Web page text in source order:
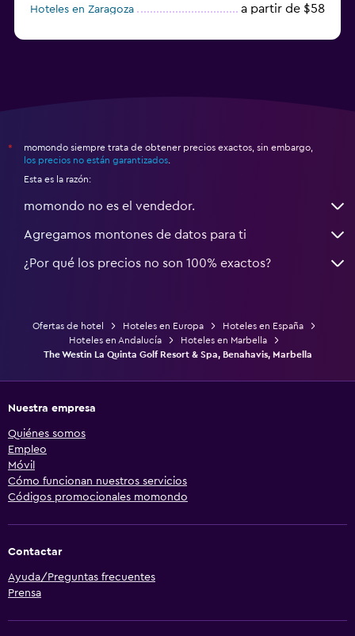
Hoteles en Zaragoza a partir de $58
*
momondo siempre trata de obtener precios exactos, sin embargo,
los precios no están garantizados
Esta es la razón:
momondo no es el vendedor.
Agregamos montones de datos para ti
¿Por qué los precios no son 100% exactos?
Ofertas de hotel Hoteles en Europa
Hoteles en España
Hoteles en Andalucía
Hoteles en Marbella
The Westin La Quinta Golf Resort & Spa, Benahavis, Marbella
Nuestra empresa
Quiénes somos
Empleo
Móvil
Cómo funcionan nuestros servicios
Códigos promocionales momondo
Contactar
Ayuda/Preguntas frecuentes
Prensa